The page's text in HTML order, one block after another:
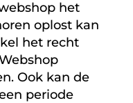
het
oplost kan
het recht
Ook kan de
periode